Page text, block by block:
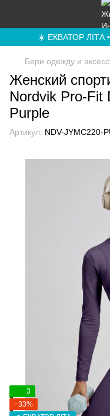
☀️ ЕКВАТОР ЛІТА •
Бери одежду и
Женский
Nordvik Pro-Fit
Purple
Артикул: NDV-JYMC220-
3
−33%